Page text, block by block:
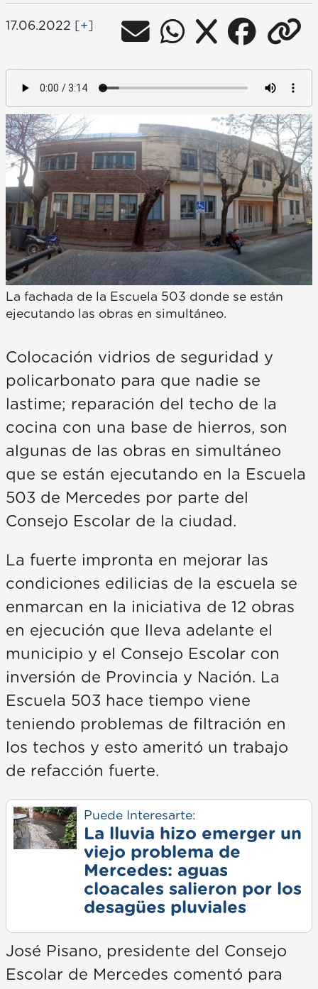
17.06.2022 [+]
La fachada de la Escuela 503 donde se están
ejecutando las obras en simultáneo.
Colocación vidrios de seguridad y
policarbonato para que nadie se
lastime; reparación del techo de la
cocina con una base de hierros, son
algunas de las obras en simultáneo
que se están ejecutando en la Escuela
503 de Mercedes por parte del
Consejo Escolar de la ciudad.
La fuerte impronta en mejorar las
condiciones edilicias de la escuela se
enmarcan en la iniciativa de 12 obras
en ejecución que lleva adelante el
municipio y el Consejo Escolar con
inversión de Provincia y Nación. La
Escuela 503 hace tiempo viene
teniendo problemas de filtración en
los techos y esto ameritó un trabajo
de refacción fuerte.
Puede Interesarte:
La lluvia hizo emerger un
viejo problema de
Mercedes: aguas
cloacales salieron por los
desagües pluviales
José Pisano, presidente del Consejo
Escolar de Mercedes comentó para